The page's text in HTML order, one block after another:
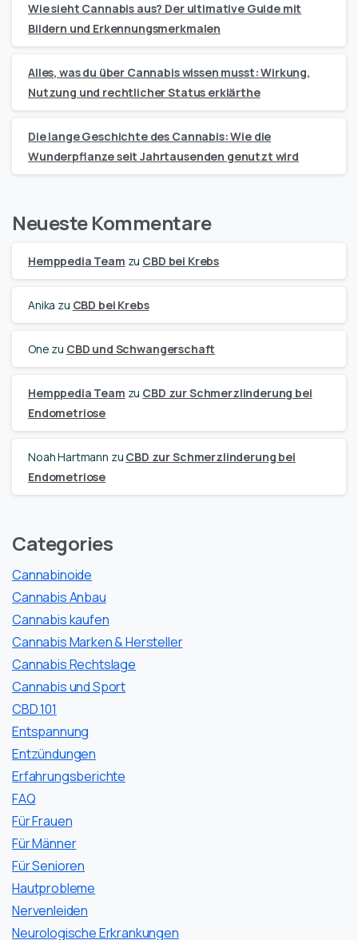
Wie sieht Cannabis aus? Der ultimative Guide mit
Bildern und Erkennungsmerkmalen
Alles, was du über Cannabis wissen musst: Wirkung,
Nutzung und rechtlicher Status erklärthe
Die lange Geschichte des Cannabis: Wie die
Wunderpflanze seit Jahrtausenden genutzt wird
Neueste Kommentare
Hemppedia Team zu CBD bei Krebs
Anika zu CBD bei Krebs
One zu CBD und Schwangerschaft
Hemppedia Team zu CBD zur Schmerzlinderung bei
Endometriose
Noah Hartmann zu CBD zur Schmerzlinderung bei
Endometriose
Categories
Cannabinoide
Cannabis Anbau
Cannabis kaufen
Cannabis Marken & Hersteller
Cannabis Rechtslage
Cannabis und Sport
CBD 101
Entspannung
Entzündungen
Erfahrungsberichte
FAQ
Für Frauen
Für Männer
Für Senioren
Hautprobleme
Nervenleiden
Neurologische Erkrankungen